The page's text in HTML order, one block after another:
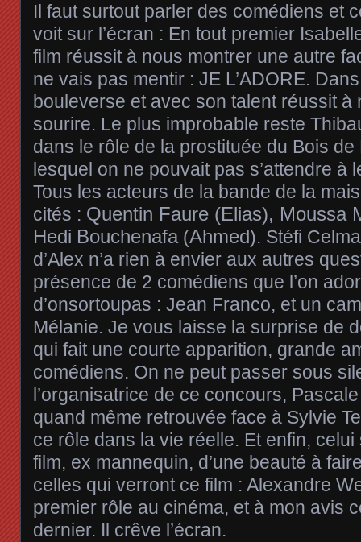
Il faut surtout parler des comédiens et
voit sur l’écran : En tout premier
film réussit à nous montrer une autre
ne vais pas mentir : JE L’ADORE.
bouleverse et avec son talent réussit à
sourire. Le plus improbable reste
dans le rôle de la prostituée du Bois
lesquel on ne pouvait pas s’attendre à
Tous les acteurs de la bande de la
cités : Quentin Faure (Elias), Moussa
Hedi Bouchenafa(Ahmed). Stéfi
d’Alex n’a rien à envier aux autres
présence de 2 comédiens que l’on
d’onsortoupas : Jean Franco, et un
Mélanie. Je vous laisse la surprise de
qui fait une courte apparition, grande
comédiens. On ne peut passer sous
l’organisatrice de ce concours,
quand même retrouvée face à Sylvie
ce rôle dans la vie réelle. Et enfin,
film, ex mannequin, d’une beauté à
celles qui verront ce film : Alexandre
premier rôle au cinéma, et à mon avis
dernier. Il crêve l’écran.